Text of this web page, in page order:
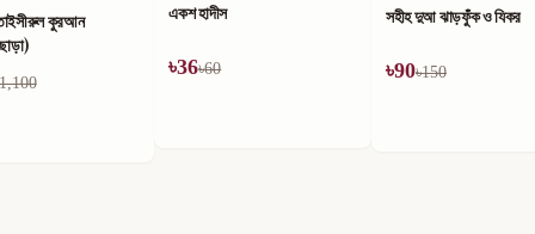
কুরআন
একশ হাদীস
৳36৳60
সহীহ দুআ ঝাড়ফুঁক ও যিকর
৳90৳150